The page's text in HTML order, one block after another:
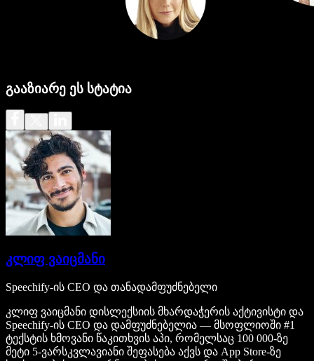
გააზიარე ეს სტატია
კლიფ ვაიცმანი
Speechify-ის CEO და თანადამფუძნებელი
კლიფ ვაიცმანი დისლექსიის მხარდაჭერის აქტივისტი და
Speechify-ის CEO და დამფუძნებელია — მსოფლიოში #1
ტექსტის ხმოვანი წაკითხვის აპი, რომელსაც 100 000-ზე
მეტი 5-ვარსკვლავიანი შეფასება აქვს და App Store-ზე